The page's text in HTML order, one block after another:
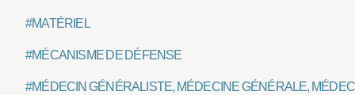
#MATÉRIEL
#MÉCANISME DE DÉFENSE
#MÉDECIN GÉNÉRALISTE, MÉDECINE GÉNÉRALE,